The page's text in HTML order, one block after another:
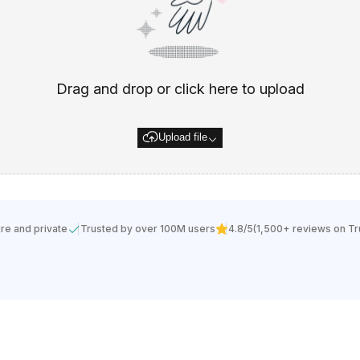
Drag and drop or click here to upload
Upload file
and private Trusted by over 100M users 4.8/5(1,500+ reviews on